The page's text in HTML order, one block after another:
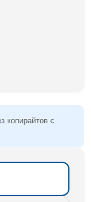
копирайтов с